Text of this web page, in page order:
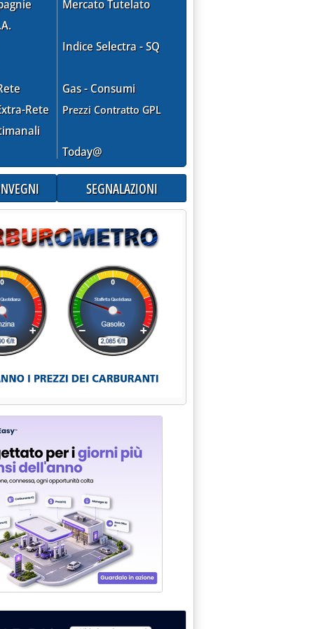
2015 alle 13.23.
verso contestazione formale'
Rete
Mercato Tutelato
Indice Selectra - SQ
Gas - Consumi
Prezzi Contratto GPL
Today@
SEGNALAZIONI